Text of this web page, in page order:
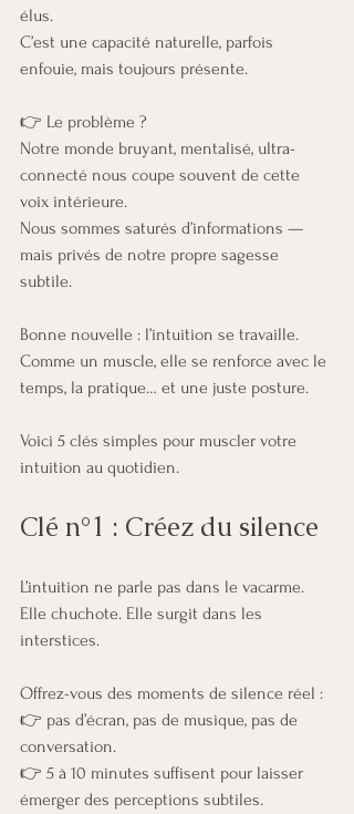
élus.
C’est une capacité naturelle, parfois
enfouie, mais toujours présente.
👉 Le problème ?
Notre monde bruyant, mentalisé, ultra-
connecté nous coupe souvent de cette
voix intérieure.
Nous sommes saturés d’informations —
mais privés de notre propre sagesse
subtile.
Bonne nouvelle : l’intuition se travaille.
Comme un muscle, elle se renforce avec le
temps, la pratique… et une juste posture.
Voici 5 clés simples pour muscler votre
intuition au quotidien.
Clé n°1 : Créez du silence
L’intuition ne parle pas dans le vacarme.
Elle chuchote. Elle surgit dans les
interstices.
Offrez-vous des moments de silence réel :
👉 pas d’écran, pas de musique, pas de
conversation.
👉 5 à 10 minutes suffisent pour laisser
émerger des perceptions subtiles.